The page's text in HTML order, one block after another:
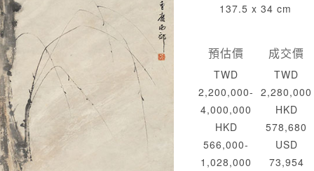
137.5 x 34 cm
預估價
TWD
2,200,000-
4,000,000
HKD
566,000-
1,028,000
成交價
TWD
2,280,000
HKD
578,680
USD
73,954